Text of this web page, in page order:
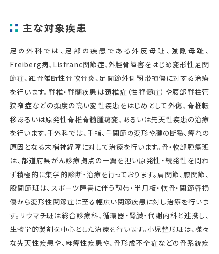
主な対象疾患
足の外科では、足部の疾患である外反母趾、強剛母趾、
Freiberg病、Lisfranc関節症、外脛骨障害をはじめ変形性足関
節症、距骨離断性骨軟骨炎、足関節外側靭帯損傷に対する治療
を行います。脊椎・脊髄疾患は頚椎症（性脊髄症）や腰部脊柱管
狭窄症などの頻度の高い変性疾患をはじめとして外傷、脊椎転
移あるいは原発性脊椎脊髄腫瘍変、あるいは先天性疾患の治療
を行います。手外科では、手指、手関節の変形や腱の断裂、痺れの
原因となる末梢神経障に対して治療を行います。骨・軟部腫瘍班
は、都道府県がん診療拠点の一翼を担い原発性・続発性を問わ
ず積極的に集学的診断・治療を行っております。肩関節、膝関節、
股関節班は、スポーツ障害に伴う靱帯・半月板・軟骨・関節唇損
傷から変形性関節症に至る幅広い関節疾患に対し治療を行いま
す。リウマチ班は総合診療科、循環器・腎臓・代謝内科と連携し、
生物学的製剤を中心とした治療を行います。小児整形班は、様々
な先天性疾患や、麻痺性疾患や、骨形成不全症などの骨系統疾